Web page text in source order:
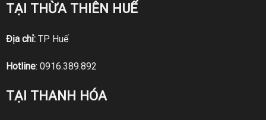
TẠI THỪA THIÊN HUẾ
Địa chỉ:TP Huế
Hotline: 0916.389.892
TẠI THANH HÓA